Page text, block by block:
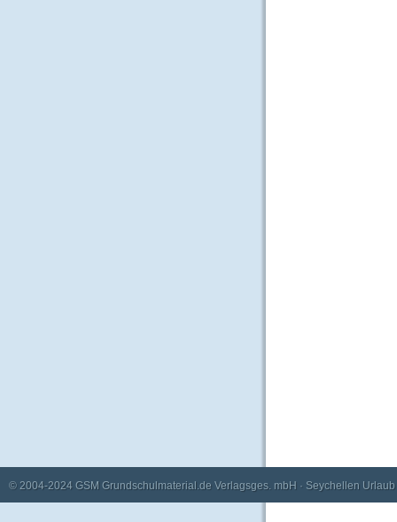
© 2004-2024 GSM Grundschulmaterial.de Verlagsges. mbH · Seychellen Urlaub